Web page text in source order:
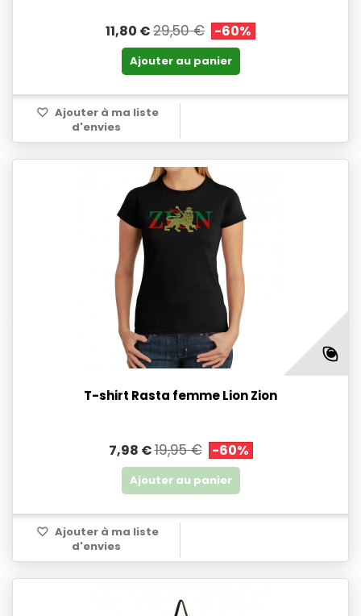
11,80 €29,50 € -60%
Ajouter au panier
Ajouter à ma liste
d'envies
T-shirt Rasta femme Lion Zion
7,98 €19,95 € -60%
Ajouter au panier
Ajouter à ma liste
d'envies